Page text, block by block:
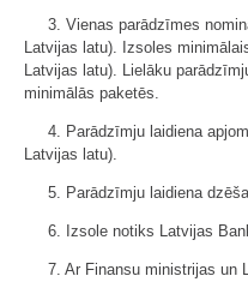
3. Vienas parādzīmes
Latvijas latu). Izsoles
Latvijas latu). Lielāku
minimālās paketēs.
4. Parādzīmju laidiena
Latvijas latu).
5. Parādzīmju laidiena
6. Izsole notiks Latvijas
7. Ar Finansu ministrijas un